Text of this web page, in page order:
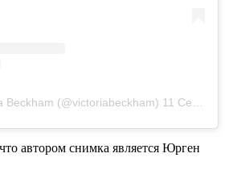
Beckham (@victoriabeckham) 11 Сен 2018 в 4:11 PDT
автором снимка является Юрген